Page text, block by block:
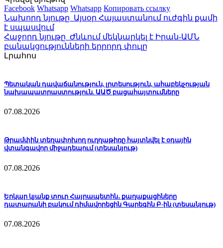
Facebook Whatsapp Whatsapp Копировать ссылку
Նախորդ նյութը Այսօր Հայաստանում ուժգին քամի
է սպասվում
Հաջորդ նյութը Ժնևում մեկնարկել է Իրան-ԱՄՆ
բանակցությունների երրորդ փուլը
Լրահոս
Պետական դավաճանություն, լրտեսություն, ահաբեկչության
նախապատրաստություն. ԱԱԾ բացահայտումները
07.08.2026
Թրամփին տեղափոխող ուղղաթիռը հայտնվել է օդային
վտանգավոր միջադեպում (տեսանյութ)
07.08.2026
Երկար կյանք տուր Հայրապետին․ քաղաքացիները
դատարանի բակում դիմավորեցին Գարեգին Բ-ին (տեսանյութ)
07.08.2026